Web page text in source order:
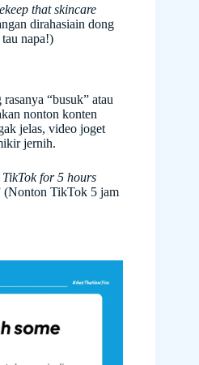
that skincare
dirahasiain dong
napa!)
“busuk” atau
nonton konten
jelas, video joget
jernih.
TikTok for 5 hours
(Nonton TikTok 5 jam